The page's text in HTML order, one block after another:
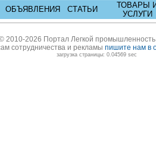
ОБЪЯВЛЕНИЯ СТАТЬИ
ТОВАРЫ
УСЛУГИ
2010-2026 Портал Легкой
сотрудничества и рекламы пишите нам в
загрузка страницы: 0.04569 sec